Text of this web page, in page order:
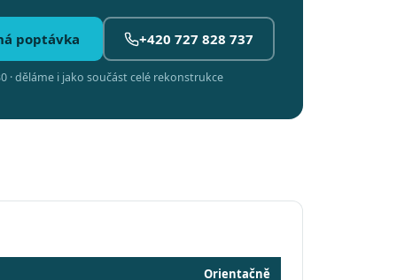
poptávka +420 727 828 737
· děláme i jako součást celé rekonstrukce
Orientačně